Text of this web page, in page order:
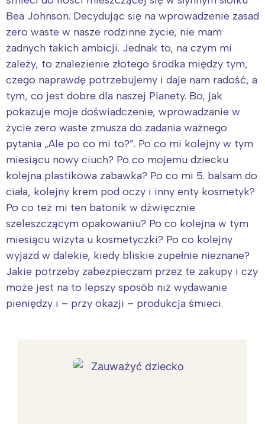
Bea Johnson. Decydując się na wprowadzenie zasad
zero waste w nasze rodzinne życie, nie mam
żadnych takich ambicji. Jednak to, na czym mi
zależy, to znalezienie złotego środka między tym,
czego naprawdę potrzebujemy i daje nam radość, a
tym, co jest dobre dla naszej Planety. Bo, jak
pokazuje moje doświadczenie, wprowadzanie w
życie zero waste zmusza do zadania ważnego
pytania „Ale po co mi to?”. Po co mi kolejny w tym
miesiącu nowy ciuch? Po co mojemu dziecku
kolejna plastikowa zabawka? Po co mi 5. balsam do
ciała, kolejny krem pod oczy i inny enty kosmetyk?
Po co też mi ten batonik w dźwięcznie
szeleszczącym opakowaniu? Po co kolejna w tym
miesiącu wizyta u kosmetyczki? Po co kolejny
wyjazd w dalekie, kiedy bliskie zupełnie nieznane?
Jakie potrzeby zabezpieczam przez te zakupy i czy
może jest na to lepszy sposób niż wydawanie
pieniędzy i – przy okazji – produkcja śmieci.